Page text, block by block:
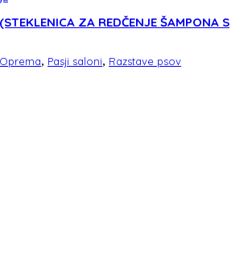
ZA REDČENJE ŠAMPONA S
Oprema, Pasji saloni, Razstave psov